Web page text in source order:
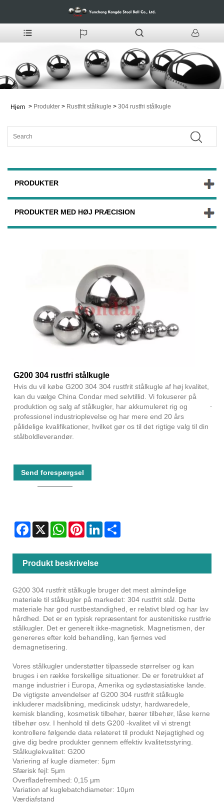
Hjem > Produkter > Rustfrit stålkugle > 304 rustfri stålkugle
PRODUKTER
PRODUKTER MED HØJ PRÆCISION
G200 304 rustfri stålkugle
Hvis du vil købe G200 304 304 rustfrit stålkugle af høj kvalitet,
kan du vælge China Condar med selvtillid. Vi fokuserer på
produktion og salg af stålkugler, har akkumuleret rig og
professionel industrioplevelse og har mere end 20 års
pålidelige kvalifikationer, hvilket gør os til det rigtige valg til din
stålboldleverandør.
Send forespørgsel
Facebook
X WhatsAppPinterestLinkedIn
Produkt beskrivelse
G200 304 rustfrit stålkugle bruger det mest almindelige
materiale til stålkugler på markedet: 304 rustfrit stål. Dette
materiale har god rustbestandighed, er relativt blød og har lav
hårdhed. Det er en typisk repræsentant for austenitiske rustfrie
stålkugler. Det er generelt ikke-magnetisk. Magnetismen, der
genereres efter kold behandling, kan fjernes ved
demagnetisering.
Vores stålkugler understøtter tilpassede størrelser og kan
bruges i en række forskellige situationer. De er foretrukket af
mange industrier i Europa, Amerika og sydøstasiatiske lande.
De vigtigste anvendelser af G200 304 rustfrit stålkugle
inkluderer madslibning, medicinsk udstyr, hardwaredele,
kemisk blanding, kosmetisk tilbehør, bærer tilbehør, låse kerne
tilbehør osv. I henhold til dets G200 -kvalitet vil vi strengt
kontrollere følgende data relateret til produkt Nøjagtighed og
give dig bedre produkter gennem effektiv kvalitetsstyring.
Stålkuglekvalitet: G200
Variering af kugle diameter: 5μm
Sfærisk fejl: 5μm
Overfladefremhed: 0,15 μm
Variation af kuglebatchdiameter: 10μm
Værdiafstand